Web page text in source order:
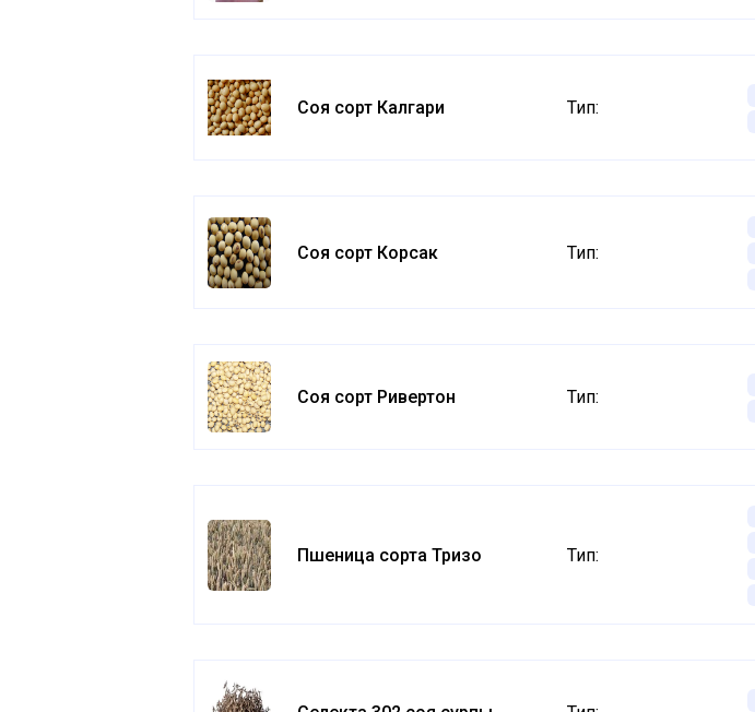
Соя сорт Калгари Тип:
Соя сорт Корсак Тип:
Соя сорт Ривертон Тип:
Пшеница сорта Тризо Тип: